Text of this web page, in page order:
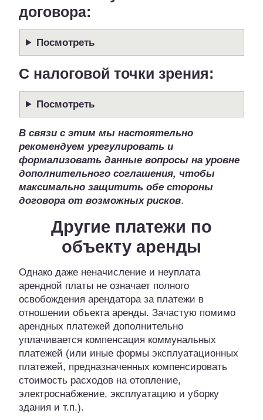
договора:
Посмотреть
С налоговой точки зрения:
Посмотреть
В связи с этим мы настоятельно
рекомендуем урегулировать и
формализовать данные вопросы на уровне
дополнительного соглашения, чтобы
максимально защитить обе стороны
договора от возможных рисков.
Другие платежи по
объекту аренды
Однако даже неначисление и неуплата
арендной платы не означает полного
освобождения арендатора за платежи в
отношении объекта аренды. Зачастую помимо
арендных платежей дополнительно
уплачивается компенсация коммунальных
платежей (или иные формы эксплуатационных
платежей, предназначенных компенсировать
стоимость расходов на отопление,
электроснабжение, эксплуатацию и уборку
здания и т.п.).